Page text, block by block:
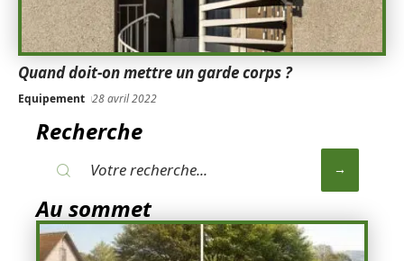
Quand doit-on mettre un garde corps ?
Equipement 28 avril 2022
Recherche
Au sommet